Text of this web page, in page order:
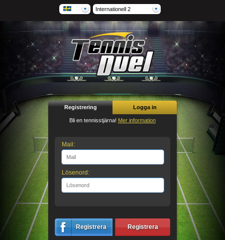
Internationell 2
Registrering Logga in
Bli en tennisstjärna! Mer information
Mail:
Lösenord:
Registrera Registrera